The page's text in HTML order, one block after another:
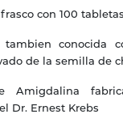
con 100 tabletas
tambien conocida
de la semilla de
Amigdalina
Dr. Ernest Krebs